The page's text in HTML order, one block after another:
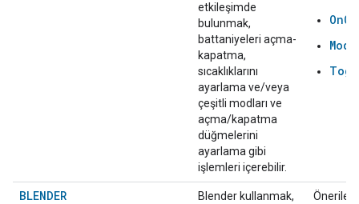
etkileşimde
bulunmak,
battaniyeleri açma-
kapatma,
sıcaklıklarını
ayarlama ve/veya
çeşitli modları ve
açma/kapatma
düğmelerini
ayarlama gibi
işlemleri içerebilir.
BLENDER
Blender kullanmak,
Önerilen: